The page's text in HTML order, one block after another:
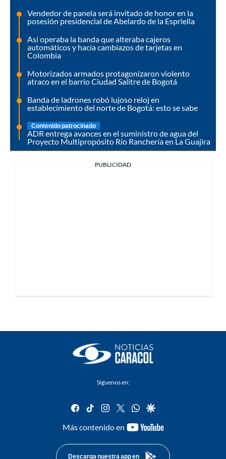
Vendedor de panela será invitado de honor en la
posesión presidencial de Abelardo de la Espriella
Así operaba la banda que alteraba cajeros
automáticos y hacía cambiazos de tarjetas en
Colombia
Motorizados armados protagonizaron violento
atraco en el barrio Ciudad Salitre de Bogotá
Banda de ladrones robó lujoso reloj en
establecimiento del norte de Bogotá: esto se sabe
Contenido patrocinado
ADR entrega avances en el suministro de agua del
Proyecto Multipropósito Río Ranchería en La Guajira
PUBLICIDAD
Síguenos en:
facebook
tiktok instagram
twitterwhatsapp
google
Más contenido en
youtube-
Descarga nuestra app en